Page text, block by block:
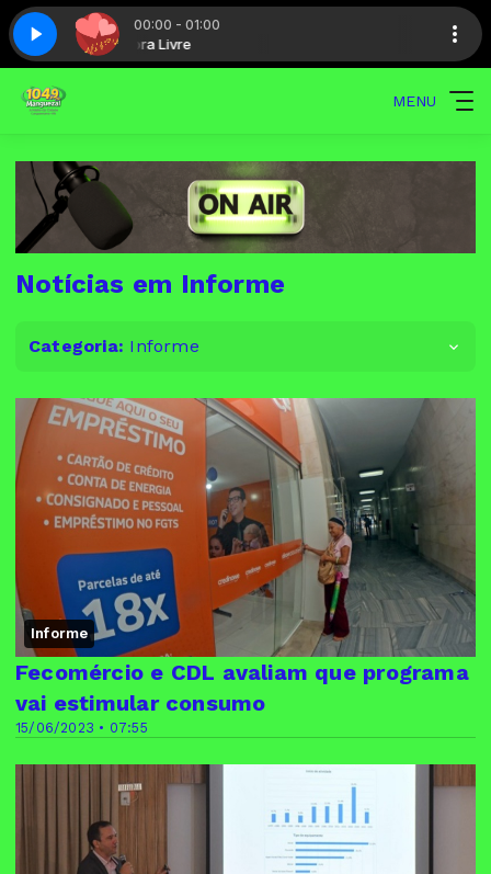
00:00 - 01:00
Hora Livre
Love hits - Parte 8
MENU
Notícias em Informe
Categoria: Informe
Informe
15/06/2023 • 07:55
Fecomércio e CDL avaliam que programa
vai estimular consumo